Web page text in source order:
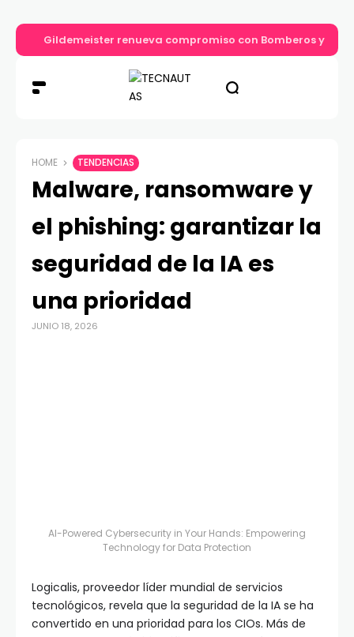
Gildemeister renueva compromiso con Bomberos y
HOME TENDENCIAS
Malware, ransomware y
el phishing: garantizar la
seguridad de la IA es
una prioridad
JUNIO 18, 2026
AI-Powered Cybersecurity in Your Hands: Empowering
Technology for Data Protection
Logicalis, proveedor líder mundial de servicios
tecnológicos, revela que la seguridad de la IA se ha
convertido en una prioridad para los CIOs. Más de